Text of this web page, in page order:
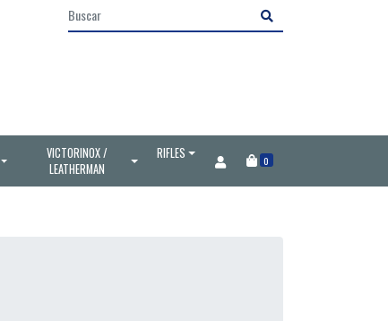
VICTORINOX /
LEATHERMAN
RIFLES 0